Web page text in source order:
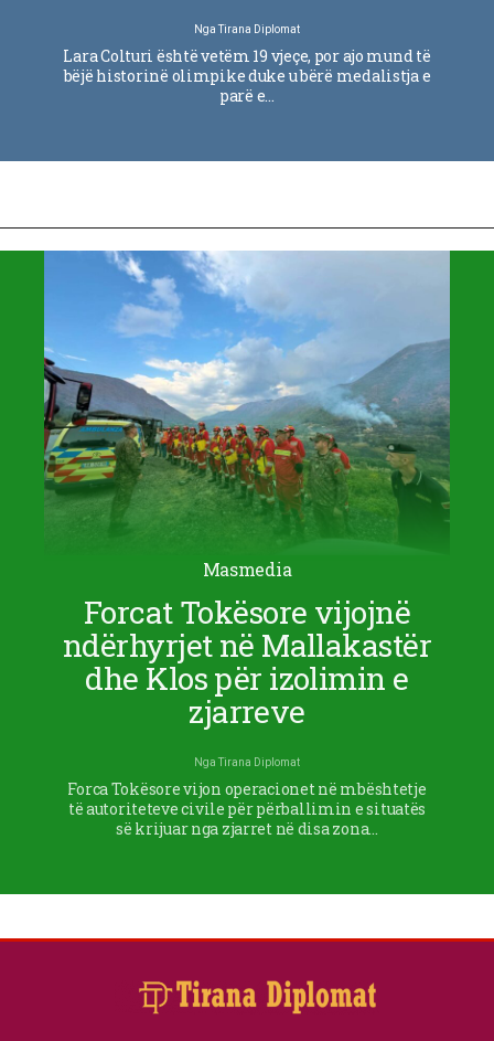
NgaTirana Diplomat
Lara Colturi është vetëm 19 vjeçe, por ajo mund të
bëjë historinë olimpike duke u bërë medalistja e
parë e…
Masmedia
Forcat Tokësore vijojnë
ndërhyrjet në Mallakastër
dhe Klos për izolimin e
zjarreve
NgaTirana Diplomat
Forca Tokësore vijon operacionet në mbështetje
të autoriteteve civile për përballimin e situatës
së krijuar nga zjarret në disa zona…